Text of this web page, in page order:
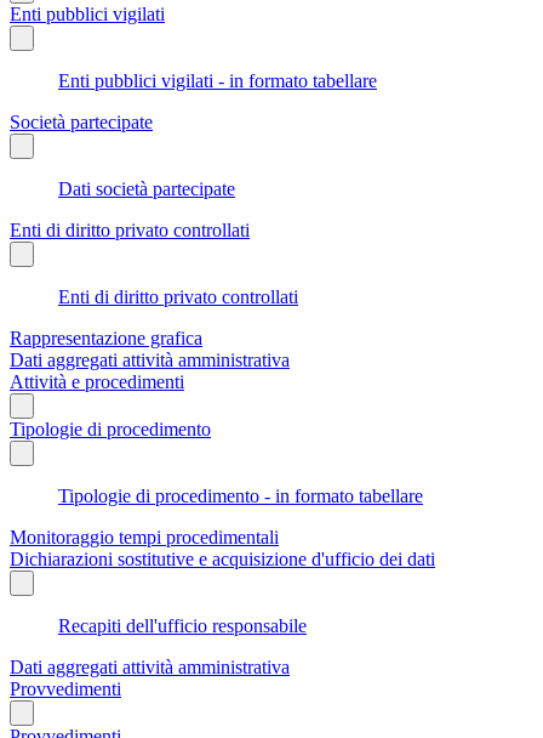
Enti pubblici vigilati
Enti pubblici vigilati - in formato tabellare
Società partecipate
Dati società partecipate
Enti di diritto privato controllati
Enti di diritto privato controllati
Rappresentazione grafica
Dati aggregati attività amministrativa
Attività e procedimenti
Tipologie di procedimento
Tipologie di procedimento - in formato tabellare
Monitoraggio tempi procedimentali
Dichiarazioni sostitutive e acquisizione d'ufficio dei dati
Recapiti dell'ufficio responsabile
Dati aggregati attività amministrativa
Provvedimenti